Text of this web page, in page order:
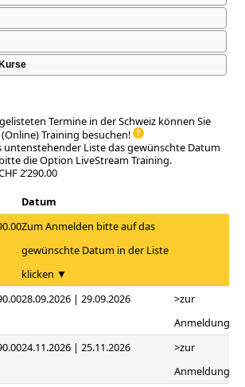
Termine in der Schweiz können Sie
Training besuchen!
untenstehender Liste das gewünschte Datum
die Option LiveStream Training.
2’290.00
Datum
Zum Anmelden bitte auf das
gewünschte Datum in der Liste
klicken ▼
28.09.2026 | 29.09.2026
>zur
Anmeldung
24.11.2026 | 25.11.2026
>zur
Anmeldung